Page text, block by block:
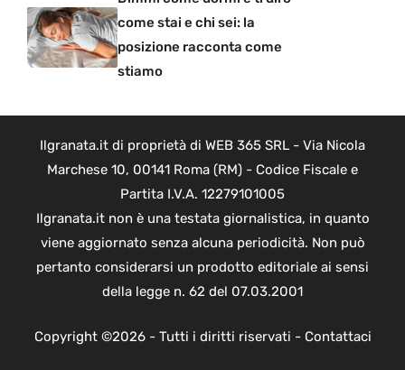
come stai e chi sei: la
posizione racconta come
stiamo
Ilgranata.it di proprietà di WEB 365 SRL - Via Nicola
Marchese 10, 00141 Roma (RM) - Codice Fiscale e
Partita I.V.A. 12279101005
Ilgranata.it non è una testata giornalistica, in quanto
viene aggiornato senza alcuna periodicità. Non può
pertanto considerarsi un prodotto editoriale ai sensi
della legge n. 62 del 07.03.2001
Copyright ©2026 - Tutti i diritti riservati - Contattaci